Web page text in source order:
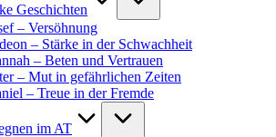
Geschichten
– Versöhnung
– Stärke in der Schwachheit
– Beten und Vertrauen
– Mut in gefährlichen Zeiten
– Treue in der Fremde
im AT